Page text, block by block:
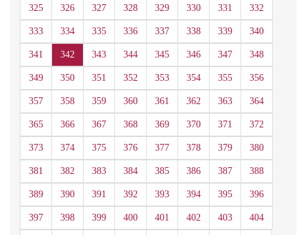
325 326 327 328 329 330 331 332
333 334 335 336 337 338 339 340
341 342 343 344 345 346 347 348
349 350 351 352 353 354 355 356
357 358 359 360 361 362 363 364
365 366 367 368 369 370 371 372
373 374 375 376 377 378 379 380
381 382 383 384 385 386 387 388
389 390 391 392 393 394 395 396
397 398 399 400 401 402 403 404